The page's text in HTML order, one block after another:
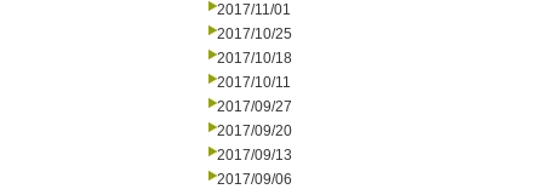
2017/11/01
2017/10/25
2017/10/18
2017/10/11
2017/09/27
2017/09/20
2017/09/13
2017/09/06